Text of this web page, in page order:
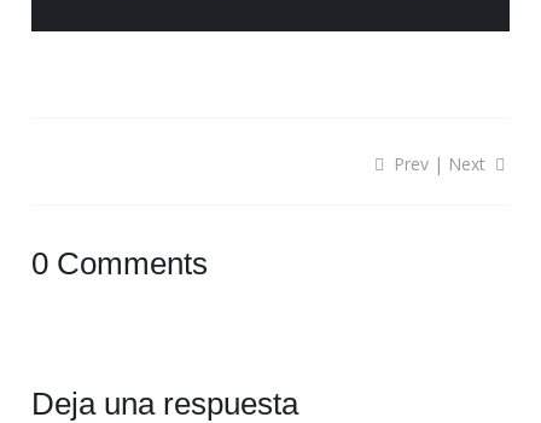
Prev| Next
0 Comments
Deja una respuesta